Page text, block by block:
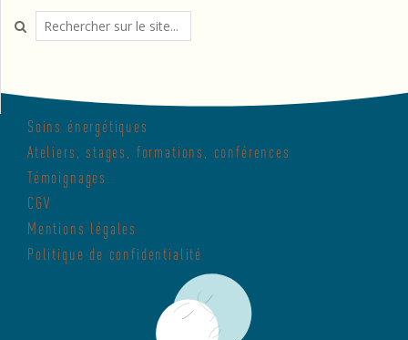
Search
Soins énergétiques
Ateliers, stages, formations, conférences
Témoignages
CGV
Mentions légales
Politique de confidentialité